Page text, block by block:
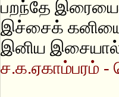
பறந்தே
இச்சைக் கனியை
இனிய இசையால்
ச.க.ஏகாம்பரம் -